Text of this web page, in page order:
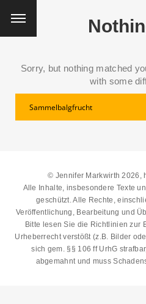
THIS SEARCH BAR ONLY WORKS
Sorry, but nothing matched
with some
© Jennifer Markwirth 2026,
Alle Inhalte, insbesondere Texte
geschützt. Alle Rechte,
Veröffentlichung, Bearbeitung und
Bitte lesen Sie die Richtlinien zur
Urheberrecht verstößt (z.B. Bilder
sich gem. §§ 106 ff UrhG
abgemahnt und muss